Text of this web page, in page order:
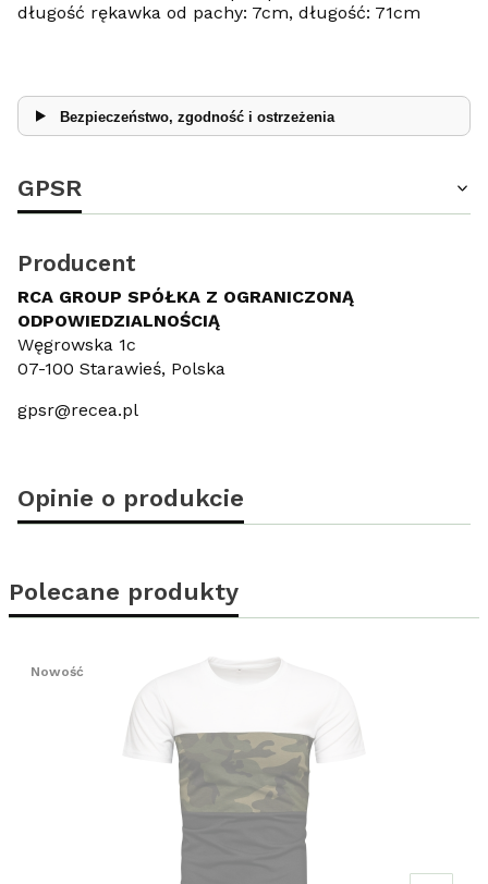
długość rękawka od pachy: 7cm, długość: 71cm
Bezpieczeństwo, zgodność i ostrzeżenia
GPSR
Producent
RCA GROUP SPÓŁKA Z OGRANICZONĄ
ODPOWIEDZIALNOŚCIĄ
Węgrowska 1c
07-100 Starawieś, Polska
gpsr@recea.pl
Opinie o produkcie
Polecane produkty
Nowość